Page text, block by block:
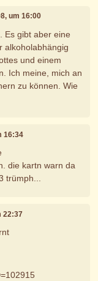
um 16:00
Es gibt aber eine
alkoholabhängig
und einem
Ich meine, mich an
zu können. Wie
16:34
die kartn warn da
trümph...
22:37